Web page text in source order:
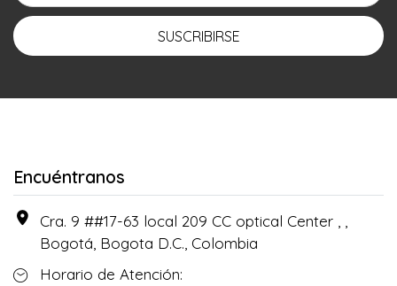
SUSCRIBIRSE
Encuéntranos
Cra. 9 ##17-63 local 209 CC optical Center , ,
Bogotá, Bogota D.C., Colombia
Horario de Atención: